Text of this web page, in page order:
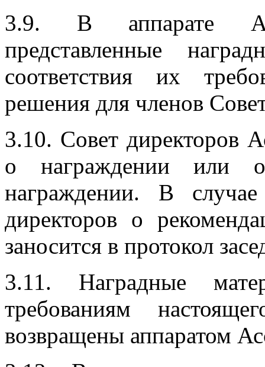
3.9. В аппарате
представленные
соответствия их
решения для членов
3.10. Совет директоров
о награждении или
награждении. В
директоров о
заносится в протокол
3.11. Наградные
требованиям
возвращены аппаратом